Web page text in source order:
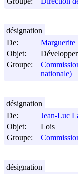
De:
Marguerite
Objet:
Groupe:
nationale)
désignation
De:
Jean-Luc
Objet:
Lois
Groupe:
désignation
désignation